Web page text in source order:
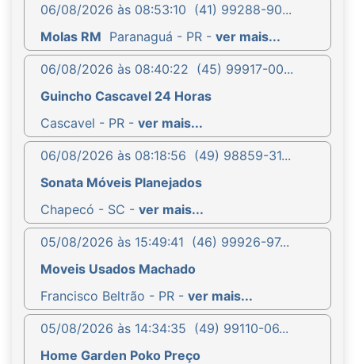
06/08/2026 às 08:53:10 (41) 99288-90...
Molas RM Paranaguá - PR - ver mais...
06/08/2026 às 08:40:22 (45) 99917-00...
Guincho Cascavel 24 Horas
Cascavel - PR - ver mais...
06/08/2026 às 08:18:56 (49) 98859-31...
Sonata Móveis Planejados
Chapecó - SC - ver mais...
05/08/2026 às 15:49:41 (46) 99926-97...
Moveis Usados Machado
Francisco Beltrão - PR - ver mais...
05/08/2026 às 14:34:35 (49) 99110-06...
Home Garden Poko Preço